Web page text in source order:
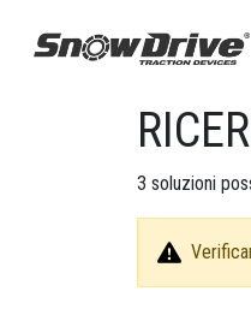
3 soluzioni